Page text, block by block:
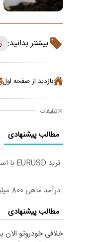
بیشتر بدانید:
بازدید از صفحه اول
تبلیغات
مطالب پیشنهادی
ترید EURUSD با اسپرد از صفر پیپ
درآمد ماهی 800 میلیونی رویا نیست! امتحانش مجانیه😉
مطالب پیشنهادی
خلافی خودروتو الان